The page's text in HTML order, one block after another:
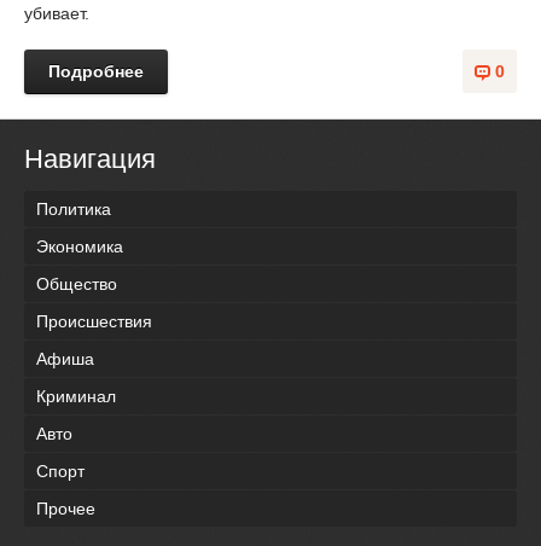
убивает.
0
Подробнее
Навигация
Политика
Экономика
Общество
Происшествия
Афиша
Криминал
Авто
Спорт
Прочее